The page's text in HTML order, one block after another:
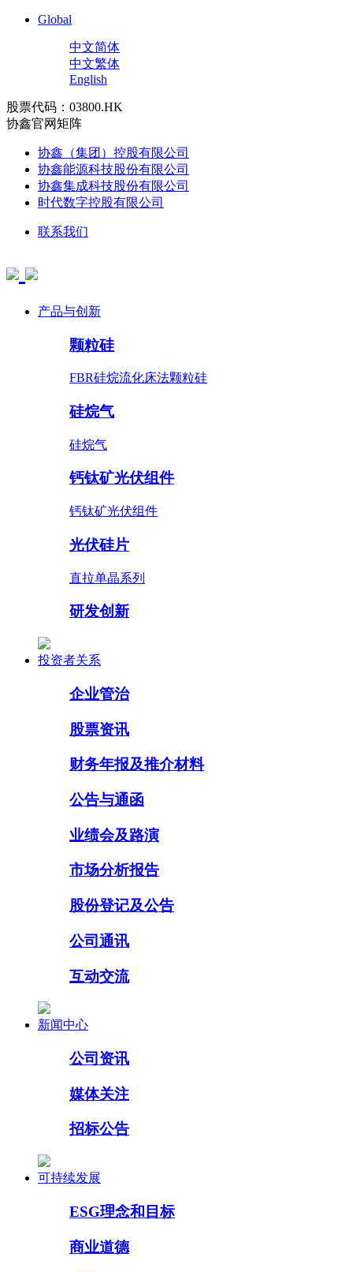
Global
中文简体
中文繁体
English
股票代码：03800.HK
协鑫官网矩阵
协鑫（集团）控股有限公司
协鑫能源科技股份有限公司
协鑫集成科技股份有限公司
时代数字控股有限公司
联系我们
产品与创新
颗粒硅
FBR硅烷流化床法颗粒硅
硅烷气
硅烷气
钙钛矿光伏组件
钙钛矿光伏组件
光伏硅片
直拉单晶系列
研发创新
投资者关系
企业管治
股票资讯
财务年报及推介材料
公告与通函
业绩会及路演
市场分析报告
股份登记及公告
公司通讯
互动交流
新闻中心
公司资讯
媒体关注
招标公告
可持续发展
ESG理念和目标
商业道德